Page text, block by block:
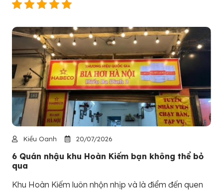
Kiều Oanh 20/07/2026
6 Quán nhậu khu Hoàn Kiếm bạn không thể bỏ
qua
Khu Hoàn Kiếm luôn nhộn nhịp và là điểm đến quen